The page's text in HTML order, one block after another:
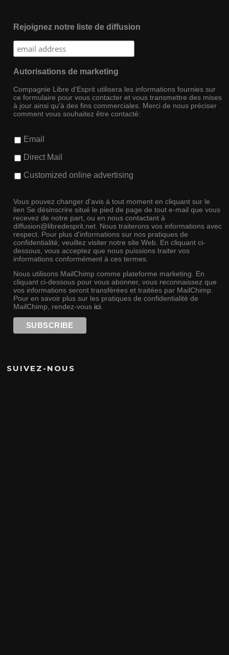
Rejoignez notre liste de diffusion
Autorisations de marketing
Compagnie Libre d'Esprit utilisera les informations fournies sur
ce formulaire pour vous contacter et vous transmettre des mises
à jour ainsi qu'à des fins commerciales. Merci de nous préciser
comment vous souhaitez être contacté:
Email
Direct Mail
Customized online advertising
Vous pouvez changer d'avis à tout moment en cliquant sur le
lien Se désinscrire situé le pied de page de tout e-mail que vous
recevez de notre part, ou en nous contactant à
diffusion@libredesprit.net. Nous traiterons vos informations avec
respect. Pour plus d'informations sur nos pratiques de
confidentialité, veuillez visiter notre site Web. En cliquant ci-
dessous, vous acceptez que nous puissions traiter vos
informations conformément à ces termes.
Nous utilisons MailChimp comme plateforme marketing. En
cliquant ci-dessous pour vous abonner, vous reconnaissez que
vos informations seront transférées et traitées par MailChimp.
Pour en savoir plus sur les pratiques de confidentialité de
MailChimp, rendez-vous ici.
SUIVEZ-NOUS